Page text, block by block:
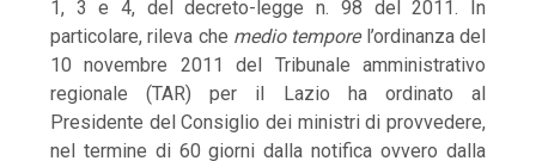
1, 3 e 4, del decreto-legge n. 98 del 2011. In
particolare, rileva che medio temporel’ordinanza del
10 novembre 2011 del Tribunale amministrativo
regionale (TAR) per il Lazio ha ordinato al
Presidente del Consiglio dei ministri di provvedere,
nel termine di 60 giorni dalla notifica ovvero dalla